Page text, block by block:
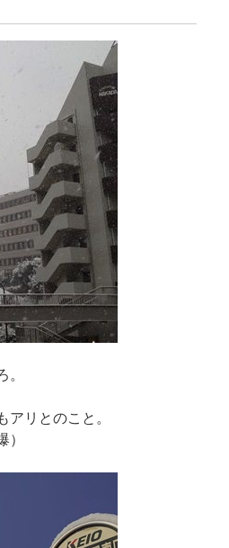
。
リとのこと。
）